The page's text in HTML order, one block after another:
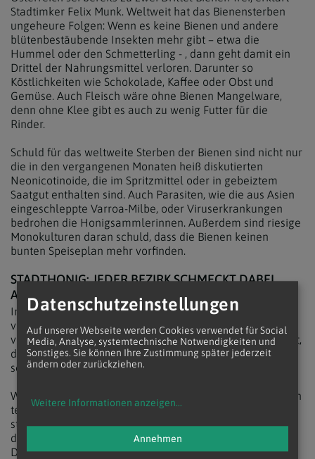
Stadtimker Felix Munk. Weltweit hat das Bienensterben
ungeheure Folgen: Wenn es keine Bienen und andere
blütenbestäubende Insekten mehr gibt – etwa die
Hummel oder den Schmetterling - , dann geht damit ein
Drittel der Nahrungsmittel verloren. Darunter so
Köstlichkeiten wie Schokolade, Kaffee oder Obst und
Gemüse. Auch Fleisch wäre ohne Bienen Mangelware,
denn ohne Klee gibt es auch zu wenig Futter für die
Rinder.
Schuld für das weltweite Sterben der Bienen sind nicht nur
die in den vergangenen Monaten heiß diskutierten
Neonicotinoide, die im Spritzmittel oder in gebeiztem
Saatgut enthalten sind. Auch Parasiten, wie die aus Asien
eingeschleppte Varroa-Milbe, oder Viruserkrankungen
bedrohen die Honigsammlerinnen. Außerdem sind riesige
Monokulturen daran schuld, dass die Bienen keinen
bunten Speiseplan mehr vorfinden.
STADTHONIG: JEDER BEZIRK SCHMECKT DABEI
ANDERS!
Im städtischen Bereich hingegen ist Insektenvielfalt noch
vorhanden. Mehr als die Hälfte aller in Österreich
vorkommenden Arten sind in Wien vertreten. Eine Vielfalt,
die man schmeckt, wie Felix Munk erklärt: "Jeder Bezirk
schmeckt dabei anders!"
Wie der Domhonig schmecken wird, kann man bald schon
testen, denn die nächste Ernte – es ist bereits die zweite –
steht kurz bevor. Über 40 Kilogramm Domhonig werden
dabei erwartet. An einem eigenen Etikett für den
Domhonig wird gerade getüftelt. Dazu soll auch Propolis,
Datenschutzeinstellungen
Auf unserer Webseite werden Cookies verwendet für Social
Media, Analyse, systemtechnische Notwendigkeiten und
Sonstiges. Sie können Ihre Zustimmung später jederzeit
ändern oder zurückziehen.
Weitere Informationen anzeigen...
Annehmen